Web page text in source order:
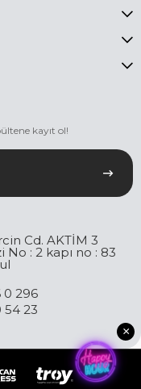
×
kayıt ol!
Cd. AKTİM 3
: 2 kapı no : 83
0 296
54 23